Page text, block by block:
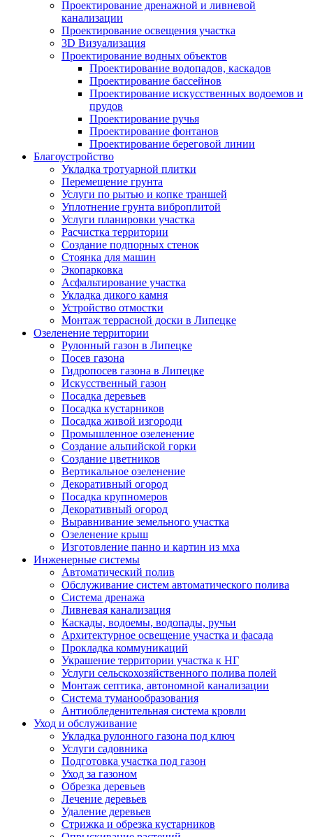
Проектирование дренажной и ливневой
канализации
Проектирование освещения участка
3D Визуализация
Проектирование водных объектов
Проектирование водопадов, каскадов
Проектирование бассейнов
Проектирование искусственных водоемов и
прудов
Проектирование ручья
Проектирование фонтанов
Проектирование береговой линии
Благоустройство
Укладка тротуарной плитки
Перемещение грунта
Услуги по рытью и копке траншей
Уплотнение грунта виброплитой
Услуги планировки участка
Расчистка территории
Создание подпорных стенок
Стоянка для машин
Экопарковка
Асфальтирование участка
Укладка дикого камня
Устройство отмостки
Монтаж террасной доски в Липецке
Озеленение территории
Рулонный газон в Липецке
Посев газона
Гидропосев газона в Липецке
Искусственный газон
Посадка деревьев
Посадка кустарников
Посадка живой изгороди
Промышленное озеленение
Создание альпийской горки
Создание цветников
Вертикальное озеленение
Декоративный огород
Посадка крупномеров
Декоративный огород
Выравнивание земельного участка
Озеленение крыш
Изготовление панно и картин из мха
Инженерные системы
Автоматический полив
Обслуживание систем автоматического полива
Система дренажа
Ливневая канализация
Каскады, водоемы, водопады, ручьи
Архитектурное освещение участка и фасада
Прокладка коммуникаций
Украшение территории участка к НГ
Услуги сельскохозяйственного полива полей
Монтаж септика, автономной канализации
Система туманообразования
Антиобледенительная система кровли
Уход и обслуживание
Укладка рулонного газона под ключ
Услуги садовника
Подготовка участка под газон
Уход за газоном
Обрезка деревьев
Лечение деревьев
Удаление деревьев
Стрижка и обрезка кустарников